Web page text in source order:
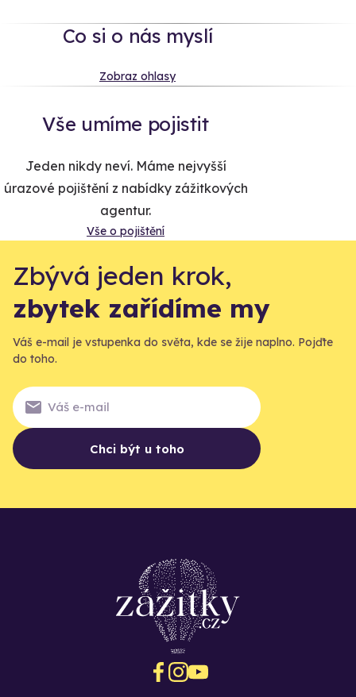
Co si o nás myslí
Zobraz ohlasy
Vše umíme pojistit
Jeden nikdy neví. Máme nejvyšší
úrazové pojištění z nabídky zážitkových
agentur.
Vše o pojištění
Zbývá jeden krok,
zbytek zařídíme my
Váš e-mail je vstupenka do světa, kde se žije naplno. Pojďte
do toho.
Chci být u toho